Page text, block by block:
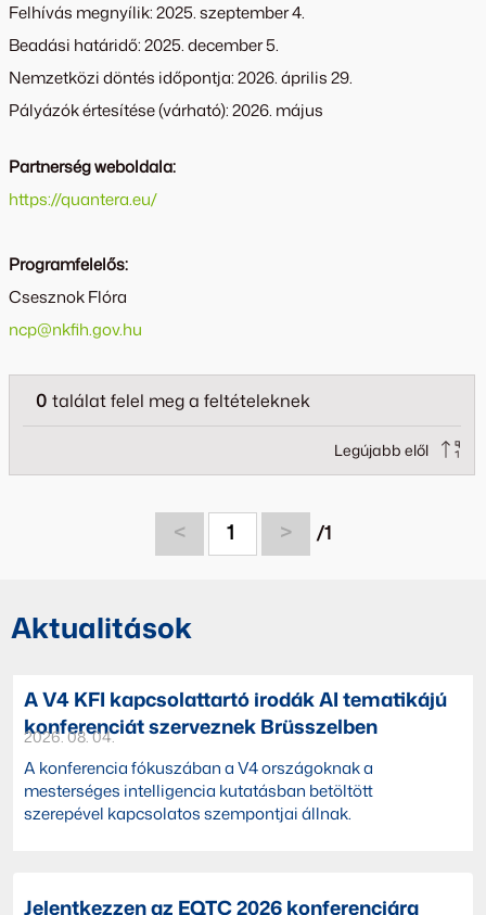
Felhívás megnyílik: 2025. szeptember 4.
Beadási határidő: 2025. december 5.
Nemzetközi döntés időpontja: 2026. április 29.
Pályázók értesítése (várható): 2026. május
Partnerség weboldala:
https://quantera.eu/
Programfelelős:
Csesznok Flóra
ncp@nkfih.gov.hu
0 találat felel meg a feltételeknek
Legújabb elől
< 1 > /1
Aktualitások
A V4 KFI kapcsolattartó irodák AI tematikájú
konferenciát szerveznek Brüsszelben
2026. 08. 04.
A konferencia fókuszában a V4 országoknak a
mesterséges intelligencia kutatásban betöltött
szerepével kapcsolatos szempontjai állnak.
Jelentkezzen az EQTC 2026 konferenciára